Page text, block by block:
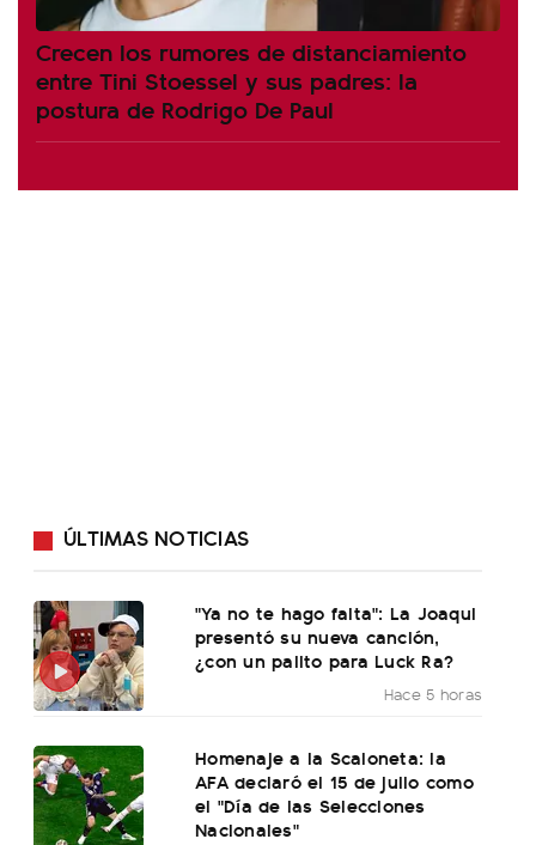
Crecen los rumores de distanciamiento
entre Tini Stoessel y sus padres: la
postura de Rodrigo De Paul
ÚLTIMAS NOTICIAS
"Ya no te hago falta": La Joaqui
presentó su nueva canción,
¿con un palito para Luck Ra?
Hace 5 horas
Homenaje a la Scaloneta: la
AFA declaró el 15 de julio como
el "Día de las Selecciones
Nacionales"